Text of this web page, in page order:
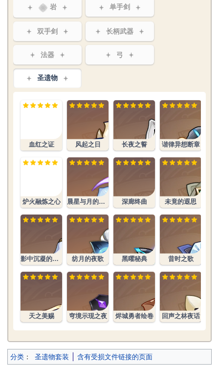
岩 单手剑
双手剑 长柄武器
法器 弓
圣遗物
文件:血红之
血红之证
文件:炉火融
炉火融炼之心
影中沉凝的幻灭
天之美赐
风起之日
晨星与月的晓歌
纺月的夜歌
穹境示现之夜
长夜之誓
深廊终曲
黑曜秘典
烬城勇者绘卷
谐律异想断章
未竟的遐思
昔时之歌
回声之林夜话
分类 ： 圣遗物套装 含有受损文件链接的页面